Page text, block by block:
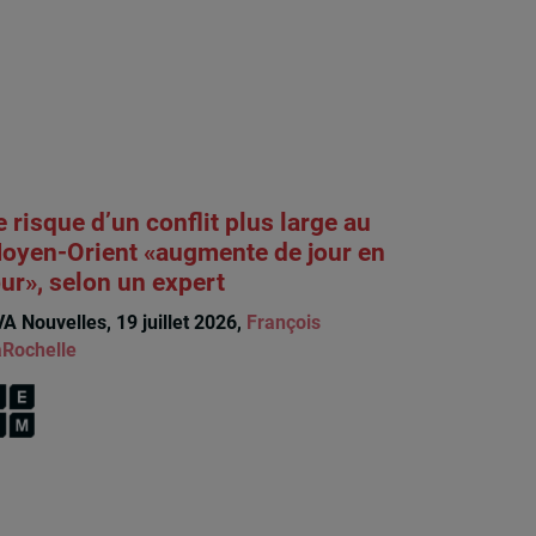
risque d’un conflit plus large au
Orient «augmente de jour en
selon un expert
Nouvelles, 19 juillet 2026, François